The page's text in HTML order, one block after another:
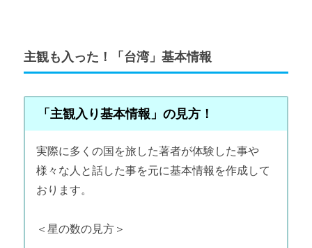
主観も入った！「台湾」基本情報
「主観入り基本情報」の見方！
実際に多くの国を旅した著者が体験した事や
様々な人と話した事を元に基本情報を作成して
おります。
＜星の数の見方＞